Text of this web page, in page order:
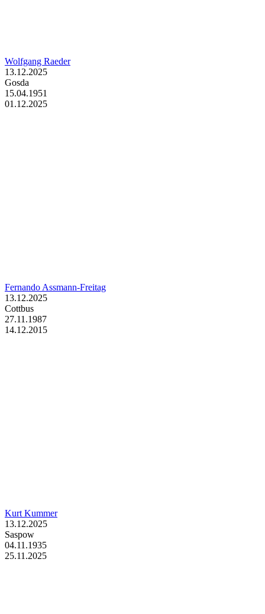
Wolfgang Raeder
13.12.2025
Gosda
15.04.1951
01.12.2025
Fernando Assmann-Freitag
13.12.2025
Cottbus
27.11.1987
14.12.2015
Kurt Kummer
13.12.2025
Saspow
04.11.1935
25.11.2025